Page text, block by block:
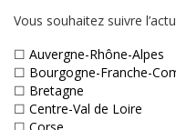
Vous souhaitez suivre
☐ Auvergne-Rhône-Alpes
☐ Bourgogne-Franche-
☐ Bretagne
☐ Centre-Val de Loire